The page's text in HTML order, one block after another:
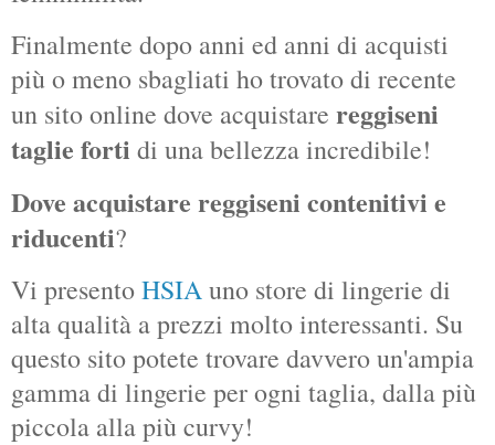
Finalmente dopo anni ed anni di acquisti
più o meno sbagliati ho trovato di recente
un sito online dove acquistare reggiseni
taglie forti di una bellezza incredibile!
Dove acquistare reggiseni contenitivi e
riducenti?
Vi presentoHSIAuno store di lingerie di
alta qualità a prezzi molto interessanti. Su
questo sito potete trovare davvero un'ampia
gamma di lingerie per ogni taglia, dalla più
piccola alla più curvy!